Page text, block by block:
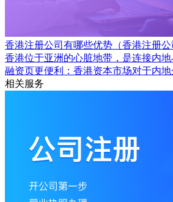
香港注册公司有哪些优势（香港注册公
香港位于亚洲的心脏地带，是连接内
融资页更便利：香港资本市场对于内
相关服务